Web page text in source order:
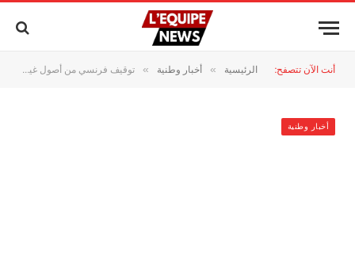
أنت الآن تتصفح: الرئيسية » أخبار وطنية » توقيف فرنسي من أصول غينية مبحوث عنه دوليا بمطار محمد الخامس
أخبار وطنية